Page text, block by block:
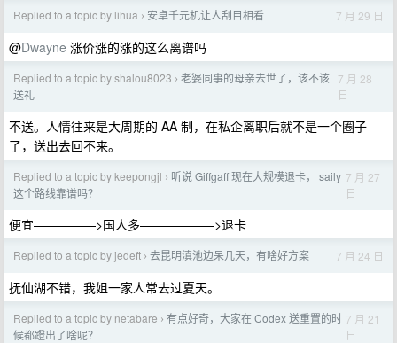
Replied to a topic by lihua › 安卓千元机让人刮目相看 7 月 29 日
@Dwayne 涨价涨的涨的这么离谱吗
Replied to a topic by shalou8023 › 老婆同事的母亲去世了，该不该
送礼
7 月 28
日
不送。人情往来是大周期的 AA 制，在私企离职后就不是一个圈子
了，送出去回不来。
Replied to a topic by keepongjl › 听说 Giffgaff 现在大规模退卡， saily
这个路线靠谱吗？
7 月 27
日
便宜—————>国人多——————>退卡
Replied to a topic by jedeft › 去昆明滇池边呆几天，有啥好方案 7 月 24 日
抚仙湖不错，我姐一家人常去过夏天。
Replied to a topic by netabare › 有点好奇，大家在 Codex 送重置的时
候都蹬出了啥呢？
7 月 21
日